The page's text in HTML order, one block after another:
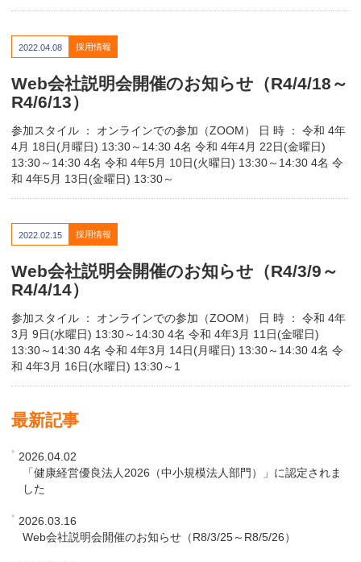
2022.04.08 採用情報
Web会社説明会開催のお知らせ（R4/4/18～
R4/6/13）
参加スタイル ： オンラインでの参加（ZOOM） 日 時 ： 令和 4年
4月 18日(月曜日) 13:30～14:30 4名 令和 4年4月 22日(金曜日)
13:30～14:30 4名 令和 4年5月 10日(火曜日) 13:30～14:30 4名 令
和 4年5月 13日(金曜日) 13:30～
2022.02.15 採用情報
Web会社説明会開催のお知らせ（R4/3/9～
R4/4/14）
参加スタイル ： オンラインでの参加（ZOOM） 日 時 ： 令和 4年
3月 9日(水曜日) 13:30～14:30 4名 令和 4年3月 11日(金曜日)
13:30～14:30 4名 令和 4年3月 14日(月曜日) 13:30～14:30 4名 令
和 4年3月 16日(水曜日) 13:30～1
最新記事
2026.04.02
「健康経営優良法人2026（中小規模法人部門）」に認定されま
した
2026.03.16
Web会社説明会開催のお知らせ（R8/3/25～R8/5/26）